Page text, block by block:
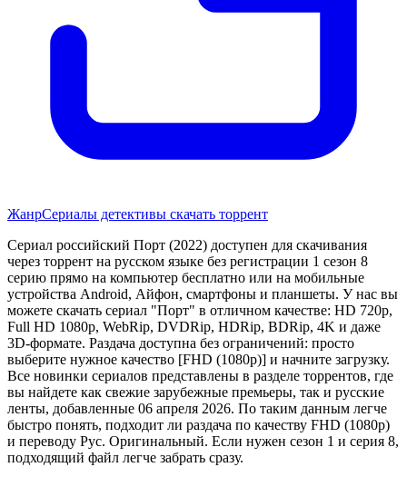
ЖанрСериалы детективы скачать торрент
Сериал российский Порт (2022) доступен для скачивания
через торрент на русском языке без регистрации 1 сезон 8
серию прямо на компьютер бесплатно или на мобильные
устройства Android, Айфон, смартфоны и планшеты. У нас вы
можете скачать сериал "Порт" в отличном качестве: HD 720p,
Full HD 1080p, WebRip, DVDRip, HDRip, BDRip, 4K и даже
3D-формате. Раздача доступна без ограничений: просто
выберите нужное качество [FHD (1080p)] и начните загрузку.
Все новинки сериалов представлены в разделе торрентов, где
вы найдете как свежие зарубежные премьеры, так и русские
ленты, добавленные 06 апреля 2026. По таким данным легче
быстро понять, подходит ли раздача по качеству FHD (1080p)
и переводу Рус. Оригинальный. Если нужен сезон 1 и серия 8,
подходящий файл легче забрать сразу.